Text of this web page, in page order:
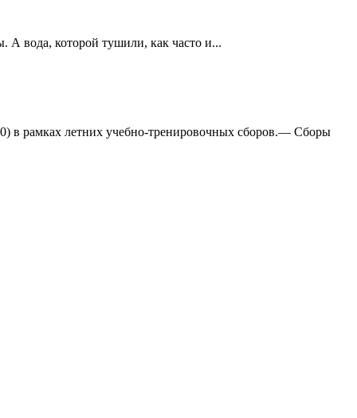
вода, которой тушили, как часто и...
в рамках летних учебно-тренировочных сборов.— Сборы